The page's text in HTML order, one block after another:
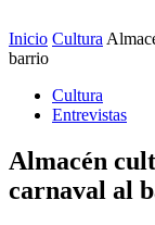
Inicio Cultura
barrio
Cultura
Entrevistas
Almacén
carnaval al